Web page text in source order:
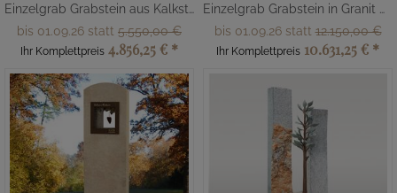
Einzelgrab Grabstein aus Kalkstein
bis 01.09.26 statt 5.550,00 €
Ihr Komplettpreis 4.856,25 € *
Einzelgrab Grabstein in Granit mit Bronze Skulptur
bis 01.09.26 statt12.150,00 €
Ihr Komplettpreis 10.631,25 € *